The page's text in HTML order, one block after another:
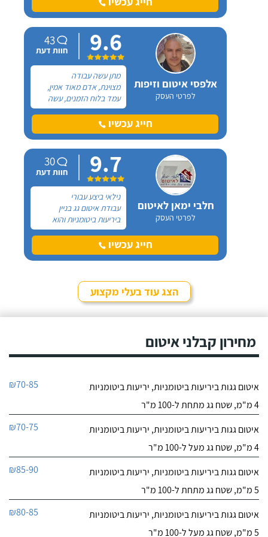
התעוררו בעיות של נזילות
שתבצע תיקוני איטום קיים.
אלפסי איטום וזיפות
לפרטי העסק
9.6
43
חוות דעת
מתן עשה עבודה
מצוינת, אדם מאוד אמין,
עמד בלוח הזמנים, עשה
עבודה מאוד טובה!
חייג עכשיו
חלבי ימאן לאיטום
לפרטי העסק
9.7
30
חוות דעת
נילאי ביצע עבורי
עבודת איטום גג בניין
ביריעות ביטומניות והוא
מאוד מקצועי! הגעתי אליו
דרך המלצה והוא גם נתן לי
את הצעת המחיר הכי
קודם כל נילאי עמד
בזמנים!
חייג עכשיו
לפרטי העסק
9.7
השירות שקיבלתי מאלכס
מקצוע. גם אמין, גם מקצועי,
ורציתי לעשות איטום
ארגמן איטום בע"מ
לפרטי העסק
9.7 חוות דעת
עבורנו עבודות איטום גגות,
מילה!
חייג עכשיו
9.5
הצג עוד בעלי מקצוע
מחירון קבלני איטום
איטום גגות ביריעות ביטומניות, יריעות ביטומניות
4 מ"מ, שטח גג מתחת ל-100 מ"ר
₪70-85
איטום גגות ביריעות ביטומניות, יריעות ביטומניות
4 מ"מ, שטח גג מעל ל-100 מ"ר
₪70-75
איטום גגות ביריעות ביטומניות, יריעות ביטומניות
5 מ"מ, שטח גג מתחת ל-100 מ"ר
₪85-90
איטום גגות ביריעות ביטומניות, יריעות ביטומניות
5 מ"מ, שטח גג מעל ל-100 מ"ר
₪80-85